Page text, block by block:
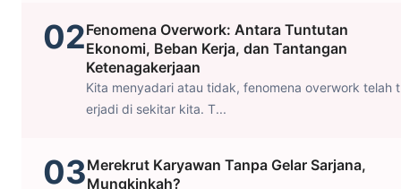
02Fenomena Overwork: Antara Tuntutan
Ekonomi, Beban Kerja, dan Tantangan
Ketenagakerjaan
Kita menyadari atau tidak, fenomena overwork telah t
erjadi di sekitar kita. T...
03Merekrut Karyawan Tanpa Gelar Sarjana,
Mungkinkah?